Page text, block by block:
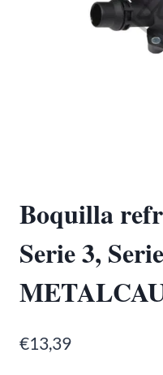
Boquilla
Serie 3,
€13,39